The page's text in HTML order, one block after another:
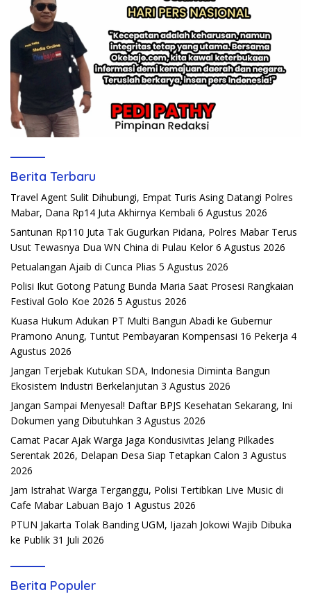
Berita Terbaru
Travel Agent Sulit Dihubungi, Empat Turis Asing Datangi Polres
Mabar, Dana Rp14 Juta Akhirnya Kembali 6 Agustus 2026
Santunan Rp110 Juta Tak Gugurkan Pidana, Polres Mabar Terus
Usut Tewasnya Dua WN China di Pulau Kelor 6 Agustus 2026
Petualangan Ajaib di Cunca Plias 5 Agustus 2026
Polisi Ikut Gotong Patung Bunda Maria Saat Prosesi Rangkaian
Festival Golo Koe 2026 5 Agustus 2026
Kuasa Hukum Adukan PT Multi Bangun Abadi ke Gubernur
Pramono Anung, Tuntut Pembayaran Kompensasi 16 Pekerja 4
Agustus 2026
Jangan Terjebak Kutukan SDA, Indonesia Diminta Bangun
Ekosistem Industri Berkelanjutan 3 Agustus 2026
Jangan Sampai Menyesal! Daftar BPJS Kesehatan Sekarang, Ini
Dokumen yang Dibutuhkan 3 Agustus 2026
Camat Pacar Ajak Warga Jaga Kondusivitas Jelang Pilkades
Serentak 2026, Delapan Desa Siap Tetapkan Calon 3 Agustus
2026
Jam Istrahat Warga Terganggu, Polisi Tertibkan Live Music di
Cafe Mabar Labuan Bajo 1 Agustus 2026
PTUN Jakarta Tolak Banding UGM, Ijazah Jokowi Wajib Dibuka
ke Publik 31 Juli 2026
Berita Populer